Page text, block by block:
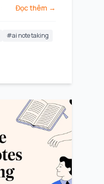
Đọc thêm →
#ai note taking